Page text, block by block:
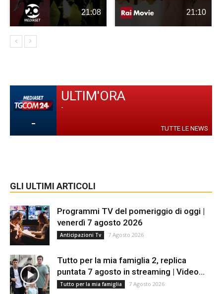
21:08 21:10
-
ULTIM'ORA
-
TUTTE LE NEWS
GLI ULTIMI ARTICOLI
Programmi TV del pomeriggio di oggi |
venerdì 7 agosto 2026
Anticipazioni Tv 7 Agosto 2026
Tutto per la mia famiglia 2, replica
puntata 7 agosto in streaming | Video...
Tutto per la mia famiglia 7 Agosto 2026